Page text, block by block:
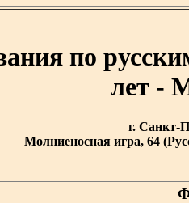
по
лет -
г. Санкт-
Молниеносная игра, 64